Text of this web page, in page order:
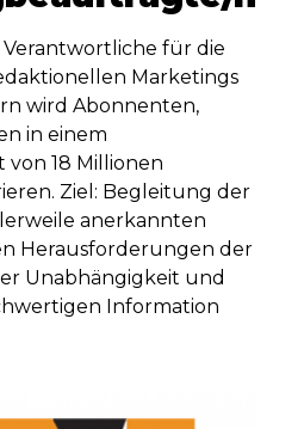
für die
Marketings
wird Abonnenten,
in einem
18 Millionen
Ziel: Begleitung der
anerkannten
Herausforderungen der
Unabhängigkeit und
Information